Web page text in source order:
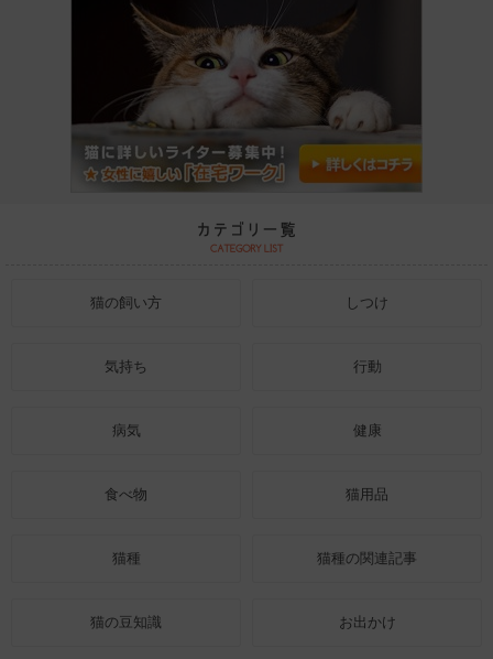
猫の飼い方 しつけ
気持ち 行動
病気 健康
食べ物 猫用品
猫種 猫種の関連記事
猫の豆知識 お出かけ